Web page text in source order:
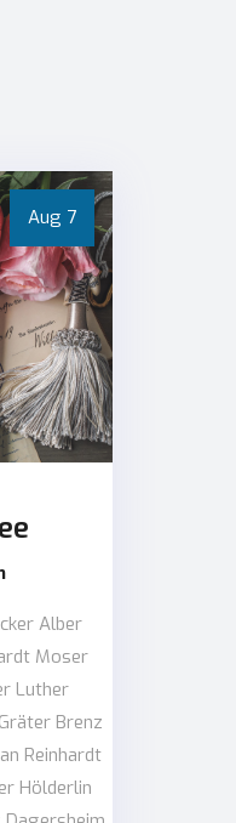
Aug 7
Alber
Moser
Luther
Brenz
Reinhardt
Hölderlin